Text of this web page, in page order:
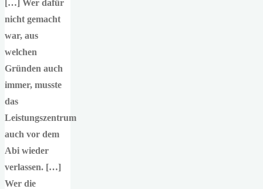
[…] Wer dafür
nicht gemacht
war, aus
welchen
Gründen auch
immer, musste
das
Leistungszentrum
auch vor dem
Abi wieder
verlassen. […]
Wer die